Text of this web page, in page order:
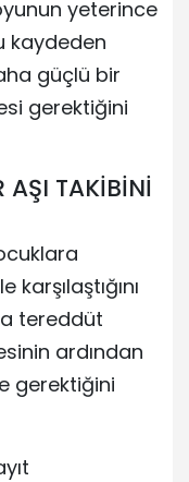
yeterince
kaydeden
güçlü bir
gerektiğini
AŞI TAKİBİNİ
tereddüt
ardından
gerektiğini